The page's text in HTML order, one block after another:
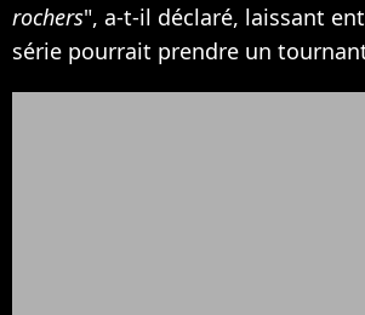
rochers", a-t-il déclaré, laissant
série pourrait prendre un